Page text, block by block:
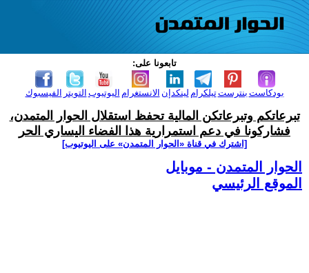
تابعونا على:
الفيسبوك التويتر اليوتيوب الانستغرام لينكدإن تيلكرامبنترست بودكاست
تبرعاتكم وتبرعاتكن المالية تحفظ استقلال الحوار المتمدن،
فشاركونا في دعم استمرارية هذا الفضاء اليساري الحر
[اشترك في قناة ‫«الحوار المتمدن» على اليوتيوب]
الحوار المتمدن - موبايل
الموقع الرئيسي